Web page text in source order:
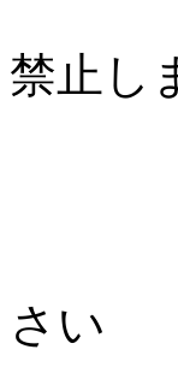
禁止し
・雑
→事
さい